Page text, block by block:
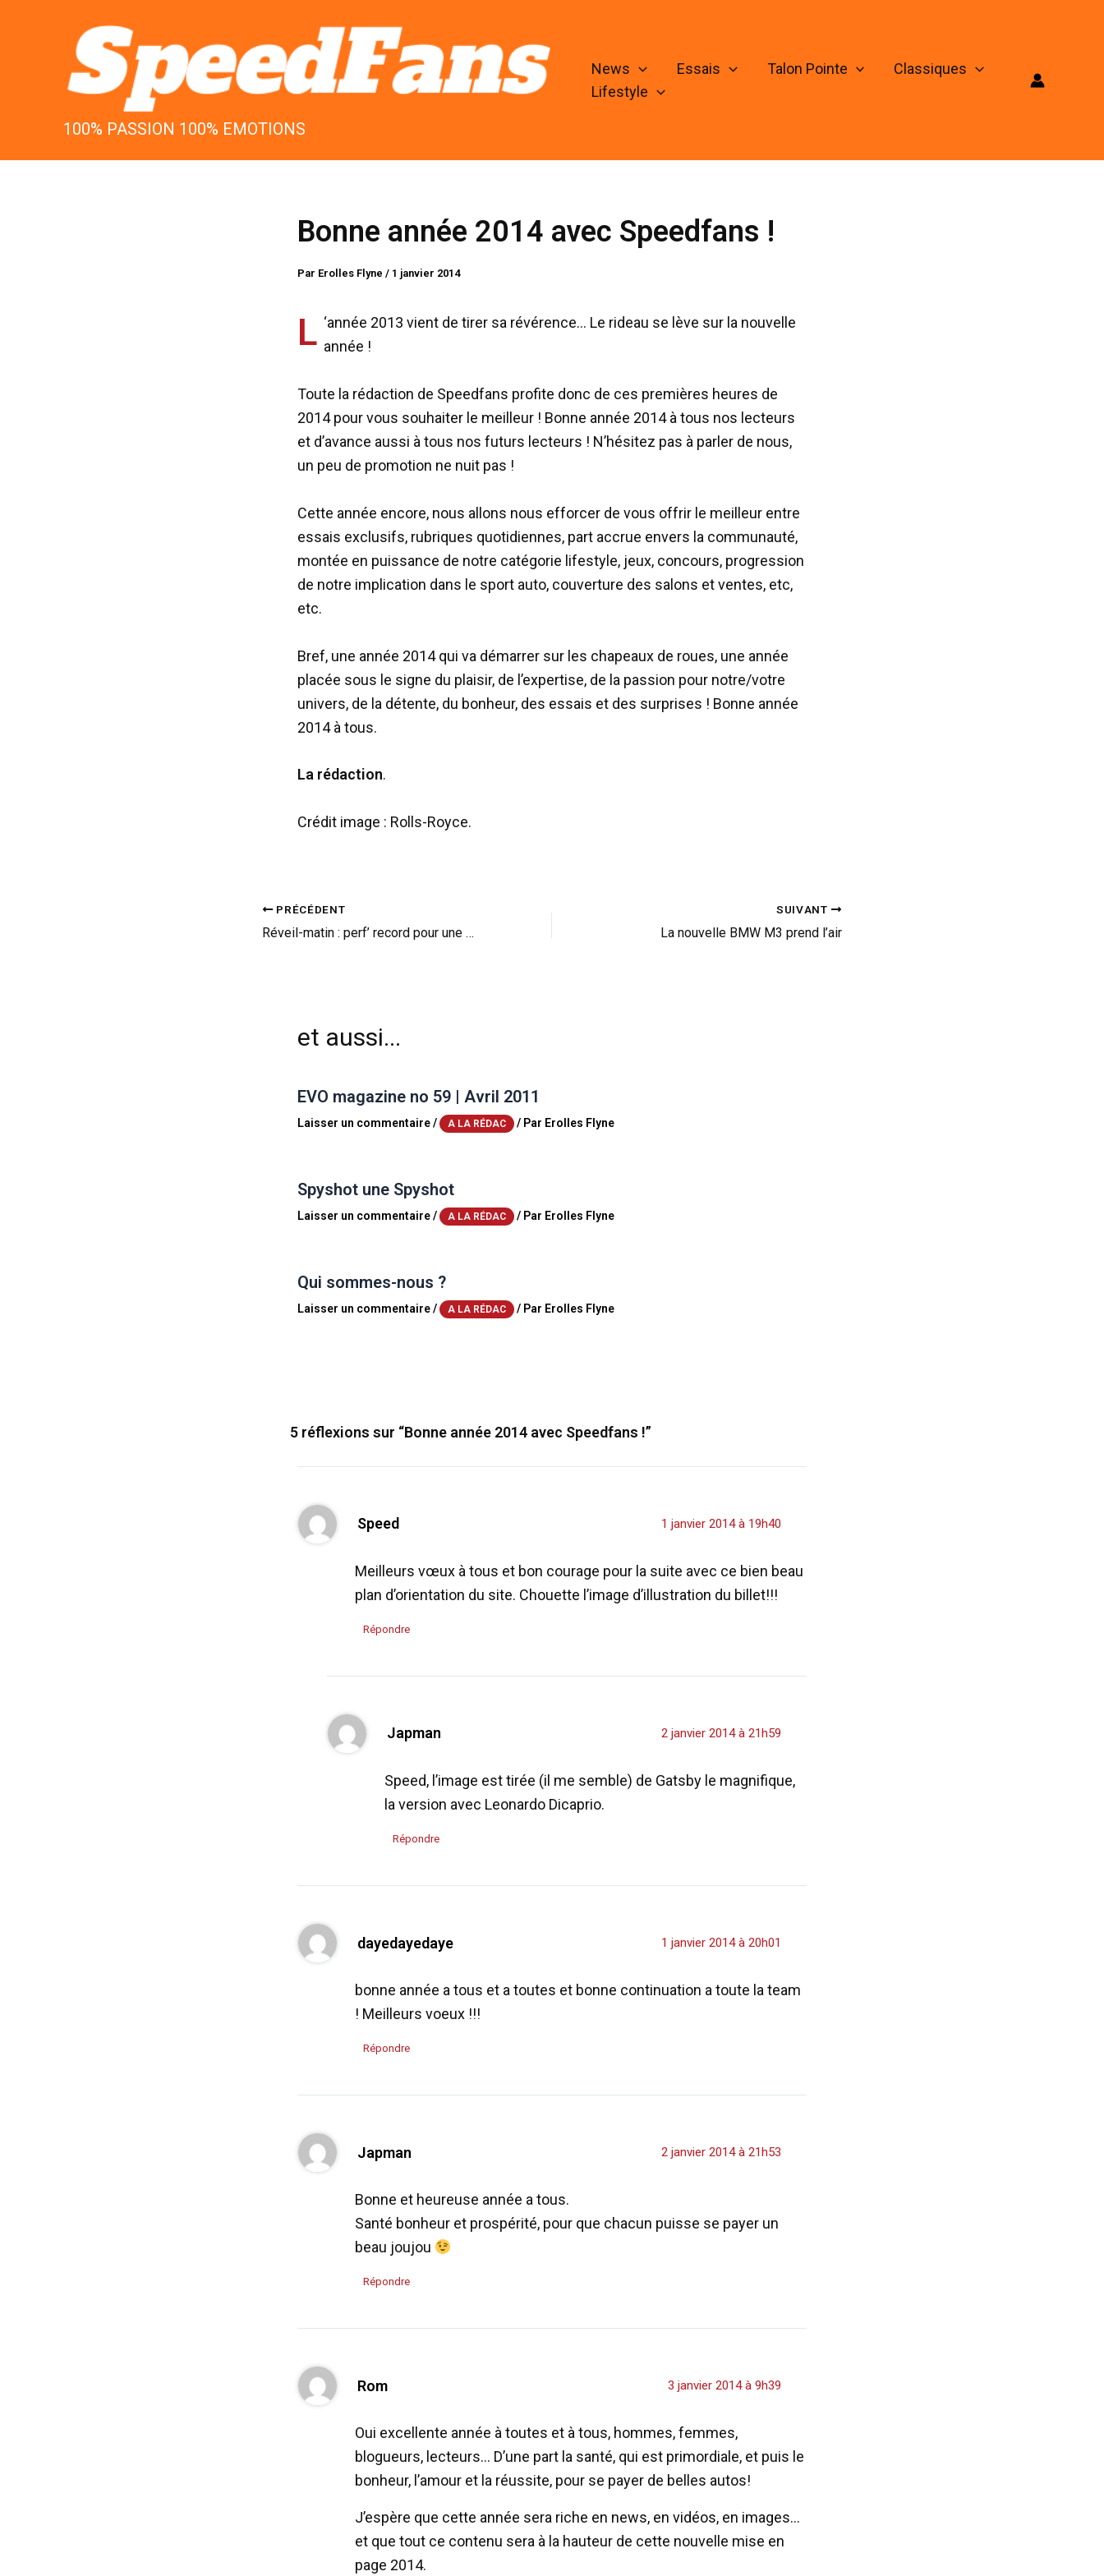
100% PASSION 100% EMOTIONS
News Essais Talon Pointe
Classiques
Lifestyle
Bonne année 2014 avec Speedfans !
Par Erolles Flyne / 1 janvier 2014
L ‘année 2013 vient de tirer sa révérence… Le rideau se lève sur la nouvelle
année !
Toute la rédaction de Speedfans profite donc de ces premières heures de
2014 pour vous souhaiter le meilleur ! Bonne année 2014 à tous nos lecteurs
et d’avance aussi à tous nos futurs lecteurs ! N’hésitez pas à parler de nous,
un peu de promotion ne nuit pas !
Cette année encore, nous allons nous efforcer de vous offrir le meilleur entre
essais exclusifs, rubriques quotidiennes, part accrue envers la communauté,
montée en puissance de notre catégorie lifestyle, jeux, concours, progression
de notre implication dans le sport auto, couverture des salons et ventes, etc,
etc.
Bref, une année 2014 qui va démarrer sur les chapeaux de roues, une année
placée sous le signe du plaisir, de l’expertise, de la passion pour notre/votre
univers, de la détente, du bonheur, des essais et des surprises ! Bonne année
2014 à tous.
La rédaction.
Crédit image : Rolls-Royce.
PRÉCÉDENT
Réveil-matin : perf’ record pour une C7 préparée par Hennessey (vid)
SUIVANT
La nouvelle BMW M3 prend l’air
et aussi...
EVO magazine no 59 | Avril 2011
Laisser un commentaire/ A LA RÉDAC / Par Erolles Flyne
Spyshot une Spyshot
Laisser un commentaire/ A LA RÉDAC / Par Erolles Flyne
Qui sommes-nous ?
Laisser un commentaire/ A LA RÉDAC / Par Erolles Flyne
5 réflexions sur “Bonne année 2014 avec Speedfans !”
Speed 1 janvier 2014 à 19h40
Meilleurs vœux à tous et bon courage pour la suite avec ce bien beau
plan d’orientation du site. Chouette l’image d’illustration du billet!!!
Répondre
Japman 2 janvier 2014 à 21h59
Speed, l’image est tirée (il me semble) de Gatsby le magnifique,
la version avec Leonardo Dicaprio.
Répondre
dayedayedaye 1 janvier 2014 à 20h01
bonne année a tous et a toutes et bonne continuation a toute la team
! Meilleurs voeux !!!
Répondre
Japman 2 janvier 2014 à 21h53
Bonne et heureuse année a tous.
Santé bonheur et prospérité, pour que chacun puisse se payer un
beau joujou
Répondre
Rom 3 janvier 2014 à 9h39
Oui excellente année à toutes et à tous, hommes, femmes,
blogueurs, lecteurs… D’une part la santé, qui est primordiale, et puis le
bonheur, l’amour et la réussite, pour se payer de belles autos!
J’espère que cette année sera riche en news, en vidéos, en images…
et que tout ce contenu sera à la hauteur de cette nouvelle mise en
page 2014.